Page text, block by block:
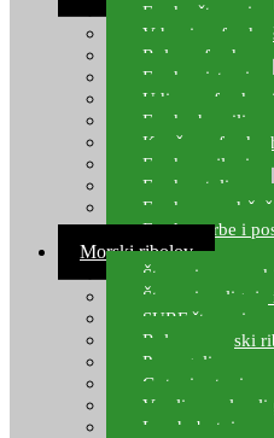
Feeder štapovi
Vrhovi za feeder
Role za feeder
Feeder sistemi
Udice za feeder
Feeder hranilice
Kopče za feeder
Feeder najloni
Feeder stolice
Feeder arm
Feeder torbe i
Morski ribolov
Štapovi za
Štapovi za lignje
SURF štapovi
Role za morski
Parangali
Gotovi setovi za
Varalice za lov
Lov hobotnice